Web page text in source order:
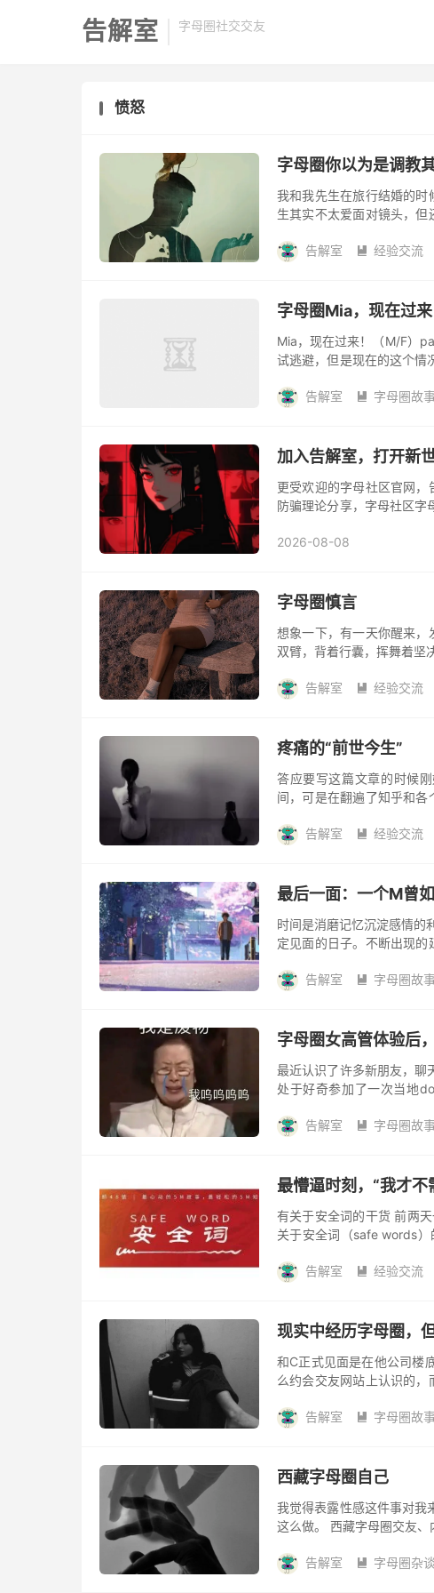
告解室 字母圈社交交友
愤怒
字母圈你以为是调教
我和我先生在旅行结婚的
生其实不太爱面对镜头，但
劲的。因为男...
告解室  经验交流
字母圈Mia，现在过
Mia，现在过来！（M/F）
试逃避，但是现在的这个情
告解室  字母圈故
加入告解室，打开新
更受欢迎的字母社区官网
防骗理论分享，字母社区字
2026-08-08
字母圈慎言
想象一下，有一天你醒来，
双臂，背着行囊，挥舞着坚
太忙...告解室  经验交流
疼痛的“前世今生”
答应要写这篇文章的时候
间，可是在翻遍了知乎和各
个因为疼痛结束...
告解室  经验交流
最后一面：一个M曾
时间是消磨记忆沉淀感情的
定见面的日子。不断出现的
着一个自...
告解室  字母圈故
字母圈女高管体验后
最近认识了许多新朋友，聊
处于好奇参加了一次当地
己觉...告解室  字母圈故
最懵逼时刻，“我才不
有关于安全词的干货 前两
关于安全词（safe words）
告解室  经验交流
现实中经历字母圈，
和C正式见面是在他公司楼
么约会交友网站上认识的，
倾... 告解室  字母圈故
西藏字母圈自己
我觉得表露性感这件事对我
这么做。 西藏字母圈交友
全，我...告解室  字母圈杂谈